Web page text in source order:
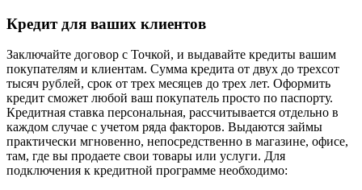
Кредит для ваших клиентов
Заключайте договор с Точкой, и выдавайте кредиты вашим
покупателям и клиентам. Сумма кредита от двух до трехсот
тысяч рублей, срок от трех месяцев до трех лет. Оформить
кредит сможет любой ваш покупатель просто по паспорту.
Кредитная ставка персональная, рассчитывается отдельно в
каждом случае с учетом ряда факторов. Выдаются займы
практически мгновенно, непосредственно в магазине, офисе,
там, где вы продаете свои товары или услуги. Для
подключения к кредитной программе необходимо: